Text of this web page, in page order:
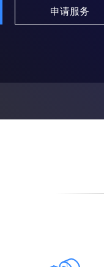
申请服务